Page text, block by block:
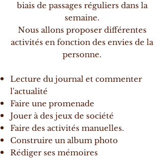
biais de passages réguliers dans la
semaine.
Nous allons proposer différentes
activités en fonction des envies de la
personne.
Lecture du journal et commenter
l'actualité
Faire une promenade
Jouer à des jeux de société
Faire des activités manuelles.
Construire un album photo
Rédiger ses mémoires